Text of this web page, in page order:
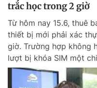
Đọc Thanh Niên trên
trắc học trong 2 giờ
Từ hôm nay 15.6, thuê
thiết bị mới phải xác
giờ. Trường hợp không
lượt bị khóa SIM một